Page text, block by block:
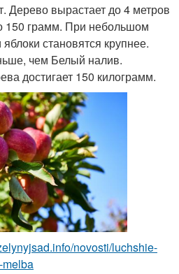
Дерево вырастает до 4 метров
150 грамм. При небольшом
становятся крупнее.
чем Белый налив.
достигает 150 килограмм.
novosti/luchshie-